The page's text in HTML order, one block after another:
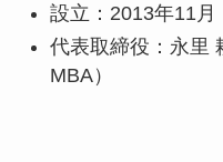
設立：2013年11月
代表取締役：永里
MBA）